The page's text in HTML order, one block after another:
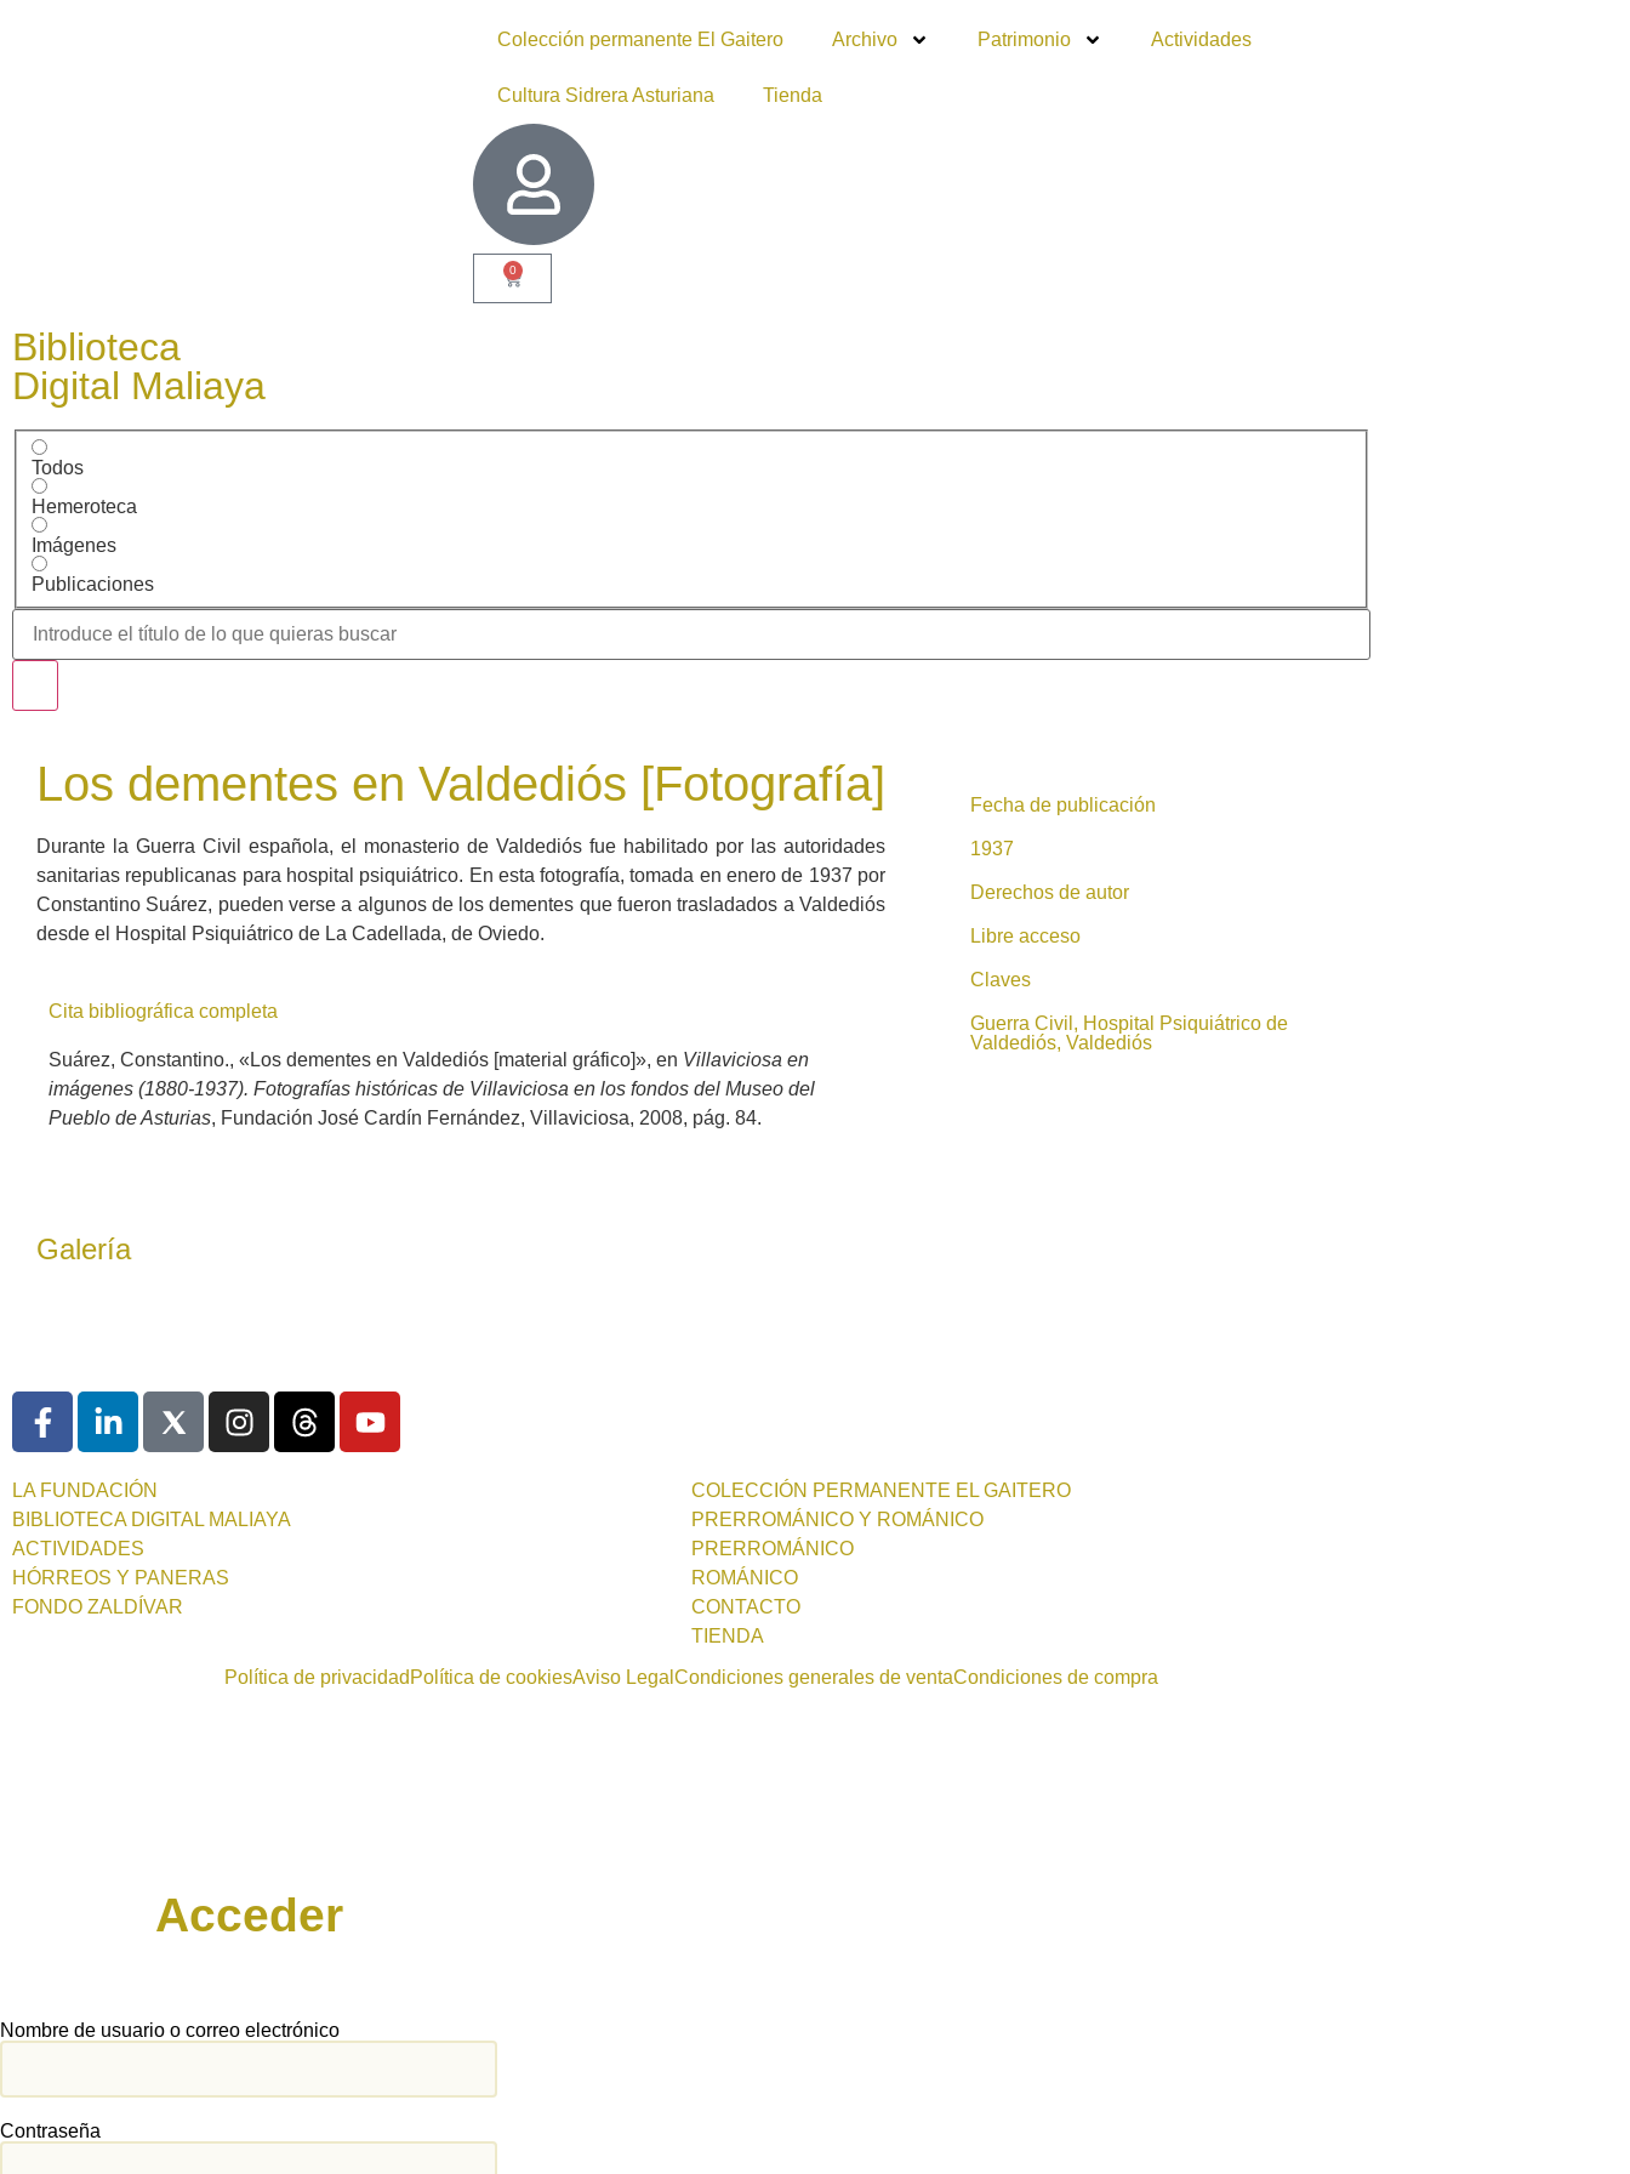
Colección permanente El Gaitero Archivo Patrimonio Actividades
Cultura Sidrera Asturiana Tienda
0
Biblioteca
Digital Maliaya
Todos
Hemeroteca
Imágenes
Publicaciones
Los dementes en Valdediós [Fotografía]
Durante la Guerra Civil española, el monasterio de Valdediós fue habilitado por las autoridades
sanitarias republicanas para hospital psiquiátrico. En esta fotografía, tomada en enero de 1937 por
Constantino Suárez, pueden verse a algunos de los dementes que fueron trasladados a Valdediós
desde el Hospital Psiquiátrico de La Cadellada, de Oviedo.
Cita bibliográfica completa
Suárez, Constantino., «Los dementes en Valdediós [material gráfico]», en Villaviciosa en
imágenes (1880-1937). Fotografías históricas de Villaviciosa en los fondos del Museo del
Pueblo de Asturias, Fundación José Cardín Fernández, Villaviciosa, 2008, pág. 84.
Fecha de publicación
1937
Derechos de autor
Libre acceso
Claves
Guerra Civil, Hospital Psiquiátrico de
Valdediós, Valdediós
Galería
LA FUNDACIÓN
BIBLIOTECA DIGITAL MALIAYA
ACTIVIDADES
HÓRREOS Y PANERAS
FONDO ZALDÍVAR
COLECCIÓN PERMANENTE EL GAITERO
PRERROMÁNICO Y ROMÁNICO
PRERROMÁNICO
ROMÁNICO
CONTACTO
TIENDA
Política de privacidad Política de cookiesAviso Legal Condiciones generales de ventaCondiciones de compra
Acceder
Nombre de usuario o correo electrónico
Contraseña